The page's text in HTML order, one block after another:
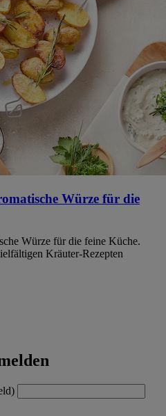
Würze für die
Würze für die feine Küche.
Kräuter-Rezepten